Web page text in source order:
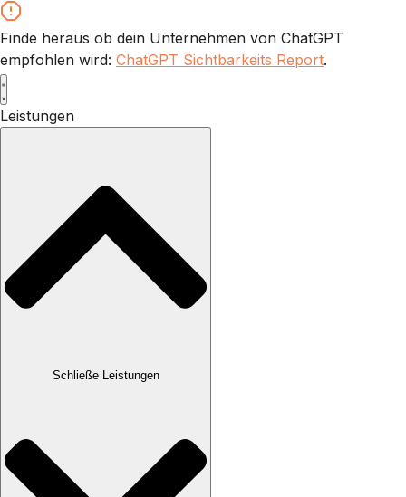
Zum
Inhalt
wechseln
Finde heraus ob dein Unternehmen von ChatGPT
empfohlen wird: ChatGPT Sichtbarkeits Report.
Leistungen
Schließe Leistungen